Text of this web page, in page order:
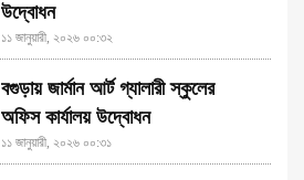
উদ্বোধন
১১ জানুয়ারী, ২০২৬ ০০:৩২
বগুড়ায় জার্মান আর্ট গ্যালারী স্কুলের
অফিস কার্যালয় উদ্বোধন
১১ জানুয়ারী, ২০২৬ ০০:৩১